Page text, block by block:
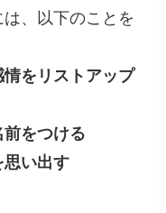
、以下のことを
情をリストアップ
前をつける
思い出す